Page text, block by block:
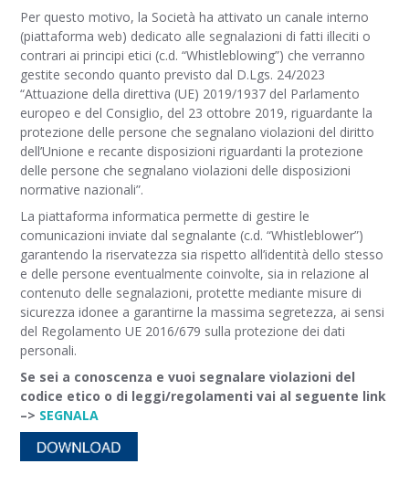
Per questo motivo, la Società ha attivato un canale interno
(piattaforma web) dedicato alle segnalazioni di fatti illeciti o
contrari ai principi etici (c.d. “Whistleblowing”) che verranno
gestite secondo quanto previsto dal D.Lgs. 24/2023
“Attuazione della direttiva (UE) 2019/1937 del Parlamento
europeo e del Consiglio, del 23 ottobre 2019, riguardante la
protezione delle persone che segnalano violazioni del diritto
dell’Unione e recante disposizioni riguardanti la protezione
delle persone che segnalano violazioni delle disposizioni
normative nazionali”.
La piattaforma informatica permette di gestire le
comunicazioni inviate dal segnalante (c.d. “Whistleblower”)
garantendo la riservatezza sia rispetto all’identità dello stesso
e delle persone eventualmente coinvolte, sia in relazione al
contenuto delle segnalazioni, protette mediante misure di
sicurezza idonee a garantirne la massima segretezza, ai sensi
del Regolamento UE 2016/679 sulla protezione dei dati
personali.
Se sei a conoscenza e vuoi segnalare violazioni del
codice etico o di leggi/regolamenti vai al seguente link
–> SEGNALA